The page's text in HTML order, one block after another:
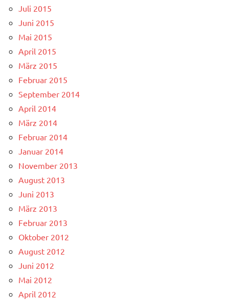
Juli 2015
Juni 2015
Mai 2015
April 2015
März 2015
Februar 2015
September 2014
April 2014
März 2014
Februar 2014
Januar 2014
November 2013
August 2013
Juni 2013
März 2013
Februar 2013
Oktober 2012
August 2012
Juni 2012
Mai 2012
April 2012